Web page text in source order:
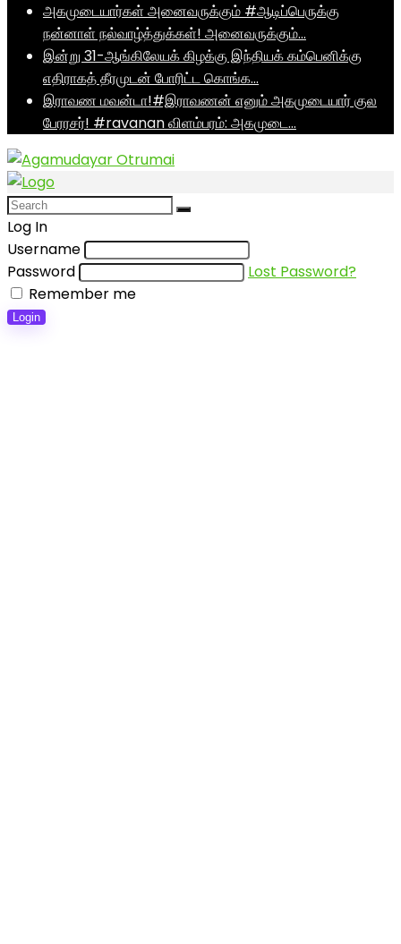
அகமுடையார்கள் அனைவருக்கும் #ஆடிப்பெருக்கு
நன்னாள் நல்வாழ்த்துக்கள்! அனைவருக்கும்…
இன்று 31-ஆங்கிலேயக் கிழக்கு இந்தியக் கம்பெனிக்கு
எதிராகத் தீரமுடன் போரிட்ட கொங்க…
இராவண மவன்டா!#இராவணன் எனும் அகமுடையார் குல
பேரரசர்! #ravanan விளம்பரம்: அகமுடை…
Log In
Username
Password
Lost Password?
Remember me
Login